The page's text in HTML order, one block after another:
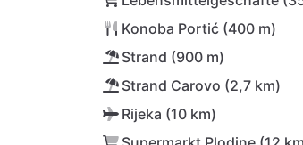
Konoba Portić (400 m)
Strand (900 m)
Strand Carovo (2,7 km)
Rijeka (10 km)